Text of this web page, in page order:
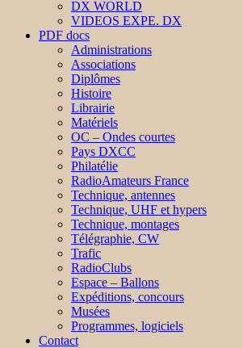
DX WORLD
VIDEOS EXPE. DX
PDF docs
Administrations
Associations
Diplômes
Histoire
Librairie
Matériels
OC – Ondes courtes
Pays DXCC
Philatélie
RadioAmateurs France
Technique, antennes
Technique, UHF et hypers
Technique, montages
Télégraphie, CW
Trafic
RadioClubs
Espace – Ballons
Expéditions, concours
Musées
Programmes, logiciels
Contact